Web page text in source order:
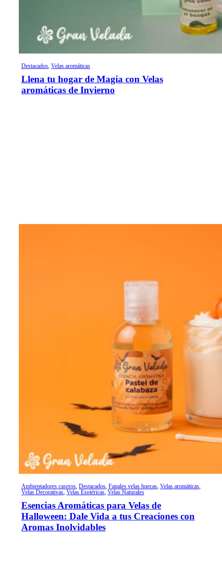
Destacados, Velas aromáticas
Llena tu hogar de Magia con Velas
aromáticas de Invierno
Ambientadores caseros, Destacados, Fanales velas huecas, Velas aromáticas,
Velas Decorativas, Velas Esotéricas, Velas Naturales
Esencias Aromáticas para Velas de
Halloween: Dale Vida a tus Creaciones con
Aromas Inolvidables